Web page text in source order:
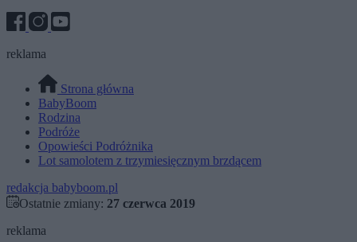
reklama
Strona główna
BabyBoom
Rodzina
Podróże
Opowieści Podróżnika
Lot samolotem z trzymiesięcznym brzdącem
redakcja babyboom.pl
Ostatnie zmiany: 27 czerwca 2019
reklama